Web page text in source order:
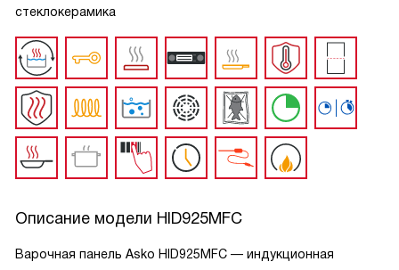
стеклокерамика
Описание модели HID925MFC
Варочная панель Asko HID925MFC — индукционная